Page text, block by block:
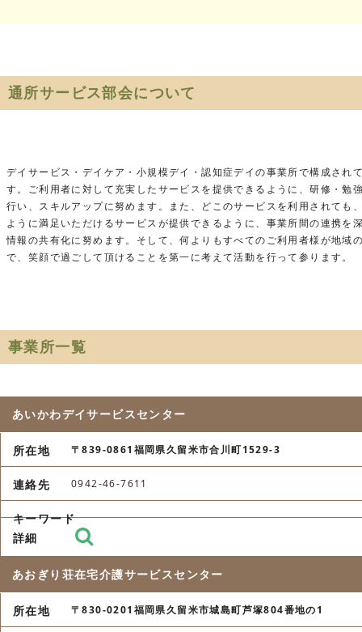
通所サービス部会について
デイサービス・デイケア・小規模デイ・認知症デイの事業所で構成され
す。ご利用者に対して充実したサービスを提供できるように、研修・勉
行い、スキルアップに努めます。また、どこのサービスを利用されても
ように満足いただけるサービスが提供できるように、事業所間の連携を
情報の共有化に努めます。そして、何よりもすべてのご利用者様が地域
で、笑顔で過ごして頂けることを第一に考えて活動を行って参ります。
事業所一覧
あいかわデイサービスセンター
〒839-0861福岡県久留米市合川町1529-3
0942-46-7611
あおぎり荘在宅介護サービスセンター
〒830-0201福岡県久留米市城島町芦塚804番地の1